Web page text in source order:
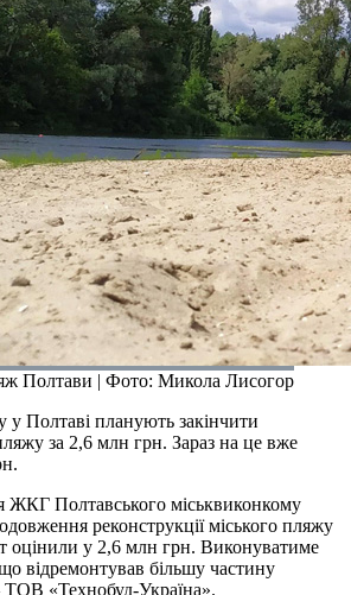
Полтави | Фото: Микола Лисогор
у Полтаві планують закінчити
за 2,6 млн грн. Зараз на це вже
ЖКГ Полтавського міськвиконкому
реконструкції міського пляжу
оцінили у 2,6 млн грн. Виконуватиме
відремонтував більшу частину
«Технобуд-Україна».